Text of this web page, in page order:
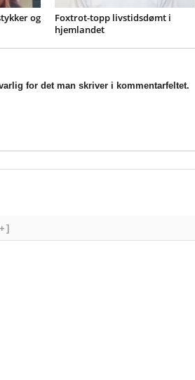
og
Foxtrot-topp livstidsdømt i
hjemlandet
for det man skriver i kommentarfeltet.